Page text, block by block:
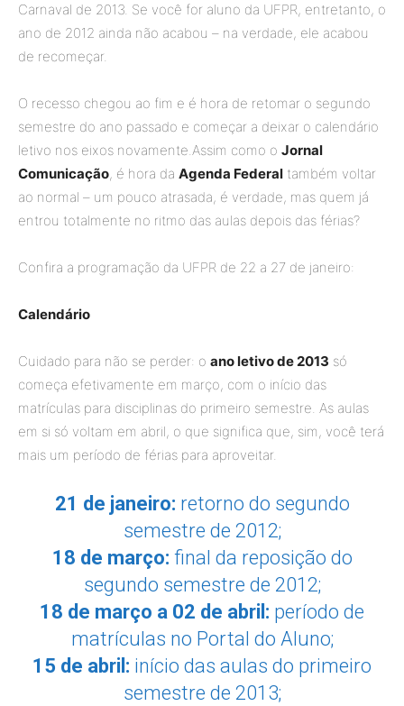
Carnaval de 2013. Se você for aluno da UFPR, entretanto, o
ano de 2012 ainda não acabou – na verdade, ele acabou
de recomeçar.
O recesso chegou ao fim e é hora de retomar o segundo
semestre do ano passado e começar a deixar o calendário
letivo nos eixos novamente.Assim como o Jornal
Comunicação, é hora da Agenda Federal também voltar
ao normal – um pouco atrasada, é verdade, mas quem já
entrou totalmente no ritmo das aulas depois das férias?
Confira a programação da UFPR de 22 a 27 de janeiro:
Calendário
Cuidado para não se perder: o ano letivo de 2013 só
começa efetivamente em março, com o início das
matrículas para disciplinas do primeiro semestre. As aulas
em si só voltam em abril, o que significa que, sim, você terá
mais um período de férias para aproveitar.
21 de janeiro: retorno do segundo
semestre de 2012;
18 de março: final da reposição do
segundo semestre de 2012;
18 de março a 02 de abril: período de
matrículas no Portal do Aluno;
15 de abril: início das aulas do primeiro
semestre de 2013;